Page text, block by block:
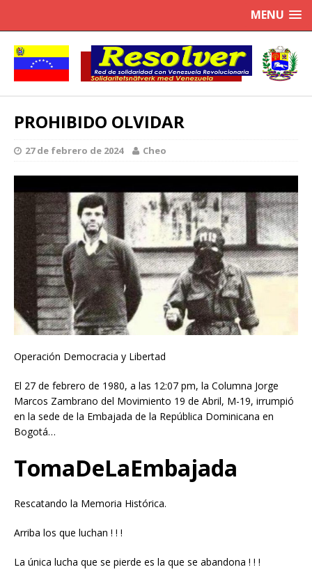
MENU
PROHIBIDO OLVIDAR
27 de febrero de 2024 Cheo
Operación Democracia y Libertad
El 27 de febrero de 1980, a las 12:07 pm, la Columna Jorge
Marcos Zambrano del Movimiento 19 de Abril, M-19, irrumpió
en la sede de la Embajada de la República Dominicana en
Bogotá…
TomaDeLaEmbajada
Rescatando la Memoria Histórica.
Arriba los que luchan ! ! !
La única lucha que se pierde es la que se abandona ! ! !